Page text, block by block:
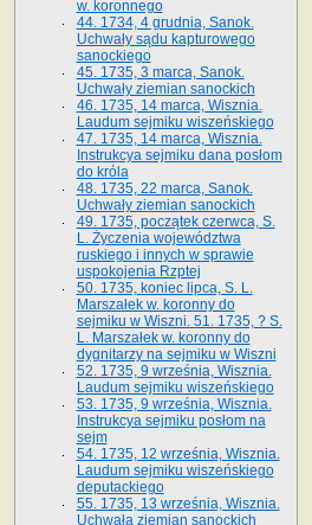
w. koronnego
44. 1734, 4 grudnia, Sanok.
Uchwały sądu kapturowego
sanockiego
45. 1735, 3 marca, Sanok.
Uchwały ziemian sanockich
46. 1735, 14 marca, Wisznia.
Laudum sejmiku wiszeńskiego
47. 1735, 14 marca, Wisznia.
Instrukcya sejmiku dana posłom
do króla
48. 1735, 22 marca, Sanok.
Uchwały ziemian sanockich
49. 1735, początek czerwca, S.
L. Życzenia województwa
ruskiego i innych w sprawie
uspokojenia Rzptej
50. 1735, koniec lipca, S. L.
Marszałek w. koronny do
sejmiku w Wiszni. 51. 1735, ? S.
L. Marszałek w. koronny do
dygnitarzy na sejmiku w Wiszni
52. 1735, 9 września, Wisznia.
Laudum sejmiku wiszeńskiego
53. 1735, 9 września, Wisznia.
Instrukcya sejmiku posłom na
sejm
54. 1735, 12 września, Wisznia.
Laudum sejmiku wiszeńskiego
deputackiego
55. 1735, 13 września, Wisznia.
Uchwała ziemian sanockich